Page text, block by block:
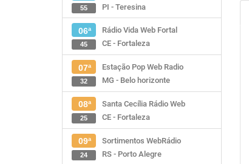
PI - Teresina
55
06ª
Rádio Vida Web Fortal
CE - Fortaleza
45
07ª
Estação Pop Web Radio
MG - Belo horizonte
32
08ª
Santa Cecília Rádio Web
CE - Fortaleza
25
09ª
Sortimentos WebRádio
RS - Porto Alegre
24